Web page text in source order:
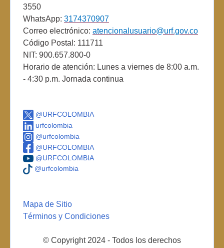
3550
WhatsApp: 3174370907
Correo electrónico: atencionalusuario@urf.gov.co
Código Postal: 111711
NIT: 900.657.800-0
Horario de atención: Lunes a viernes de 8:00 a.m.
- 4:30 p.m. Jornada continua
@URFCOLOMBIA
urfcolombia
@urfcolombia
@URFCOLOMBIA
@URFCOLOMBIA
@urfcolombia
Mapa de Sitio
Términos y Condiciones
© Copyright 2024 - Todos los derechos